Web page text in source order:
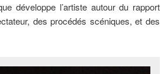
développe l’artiste autour du rapport
des procédés scéniques, et des